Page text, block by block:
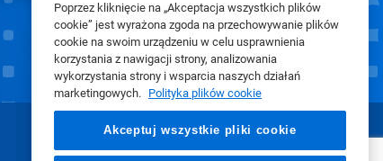
Poprzez kliknięcie na „Akceptacja wszystkich plików
cookie” jest wyrażona zgoda na przechowywanie plików
cookie na swoim urządzeniu w celu usprawnienia
korzystania z nawigacji strony, analizowania
wykorzystania strony i wsparcia naszych działań
marketingowych. Polityka plików cookie
Akceptuj wszystkie pliki cookie